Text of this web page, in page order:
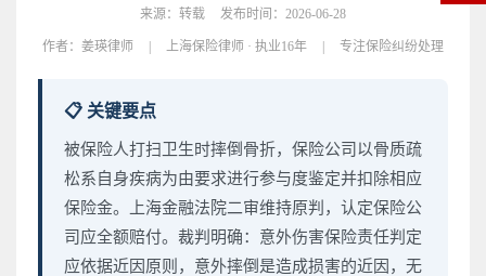
来源：转载 发布时间：2026-06-28
作者： 姜瑛律师 | 上海保险律师 · 执业16年 | 专注保险纠纷处理
📋 关键要点
被保险人打扫卫生时摔倒骨折，保险公司以骨质疏
松系自身疾病为由要求进行参与度鉴定并扣除相应
保险金。上海金融法院二审维持原判，认定保险公
司应全额赔付。裁判明确：意外伤害保险责任判定
应依据近因原则，意外摔倒是造成损害的近因，无